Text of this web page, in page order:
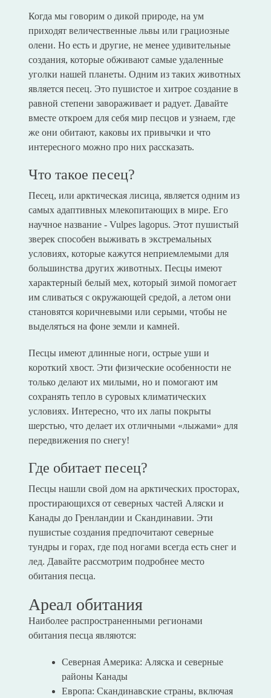
Когда мы говорим о дикой природе, на ум
приходят величественные львы или грациозные
олени. Но есть и другие, не менее удивительные
создания, которые обживают самые удаленные
уголки нашей планеты. Одним из таких животных
является песец. Это пушистое и хитрое создание в
равной степени завораживает и радует. Давайте
вместе откроем для себя мир песцов и узнаем, где
же они обитают, каковы их привычки и что
интересного можно про них рассказать.
Что такое песец?
Песец, или арктическая лисица, является одним из
самых адаптивных млекопитающих в мире. Его
научное название - Vulpes lagopus. Этот пушистый
зверек способен выживать в экстремальных
условиях, которые кажутся неприемлемыми для
большинства других животных. Песцы имеют
характерный белый мех, который зимой помогает
им сливаться с окружающей средой, а летом они
становятся коричневыми или серыми, чтобы не
выделяться на фоне земли и камней.
Песцы имеют длинные ноги, острые уши и
короткий хвост. Эти физические особенности не
только делают их милыми, но и помогают им
сохранять тепло в суровых климатических
условиях. Интересно, что их лапы покрыты
шерстью, что делает их отличными «лыжами» для
передвижения по снегу!
Где обитает песец?
Песцы нашли свой дом на арктических просторах,
простирающихся от северных частей Аляски и
Канады до Гренландии и Скандинавии. Эти
пушистые создания предпочитают северные
тундры и горах, где под ногами всегда есть снег и
лед. Давайте рассмотрим подробнее место
обитания песца.
Ареал обитания
Наиболее распространенными регионами
обитания песца являются:
Северная Америка: Аляска и северные
районы Канады
Европа: Скандинавские страны, включая